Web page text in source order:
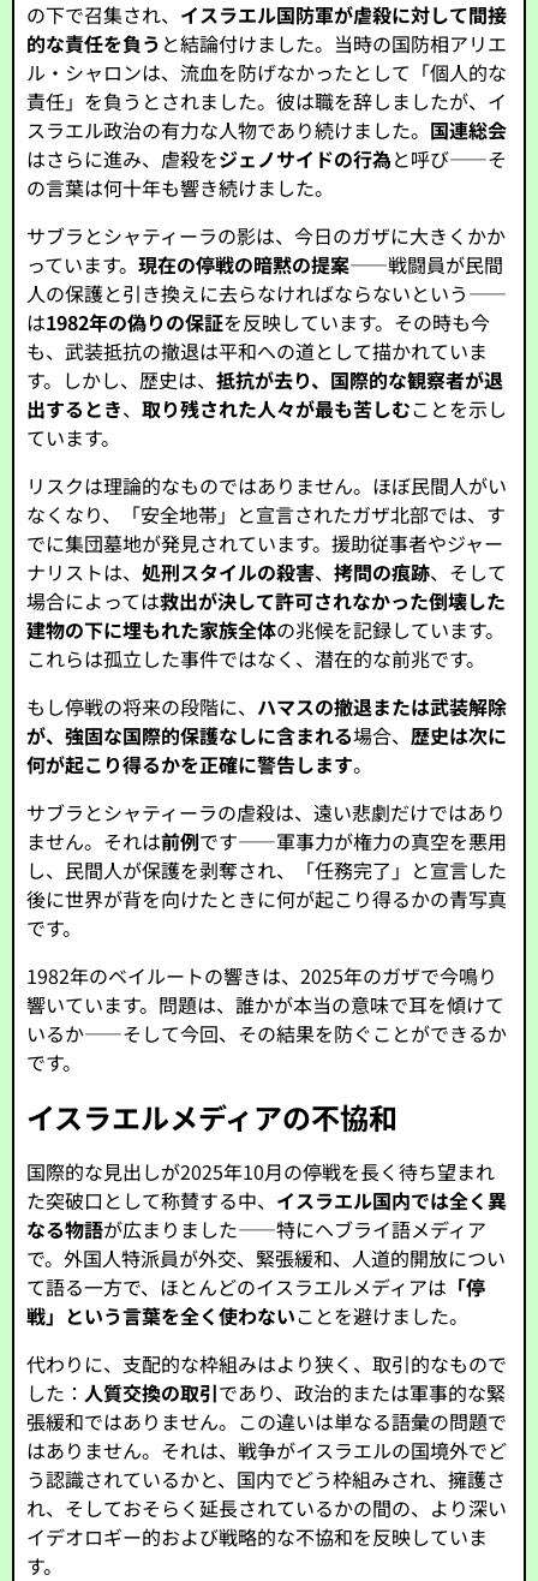
の下で召集され、 イスラエル国防軍が虐殺に対して間接
的な責任を負う と結論付けました。当時の国防相アリエ
ル・シャロンは、流血を防げなかったとして「個人的な
責任」を負うとされました。彼は職を辞しましたが、イ
スラエル政治の有力な人物であり続けました。 国連総会
はさらに進み、虐殺をジェノサイドの行為と呼び――そ
の言葉は何十年も響き続けました。
サブラとシャティーラの影は、今日のガザに大きくかか
っています。現在の停戦の暗黙の提案――戦闘員が民間
人の保護と引き換えに去らなければならないという――
は1982年の偽りの保証を反映しています。その時も今
も、武装抵抗の撤退は平和への道として描かれていま
す。しかし、歴史は、抵抗が去り、国際的な観察者が退
出するとき、取り残された人々が最も苦しむことを示し
ています。
リスクは理論的なものではありません。ほぼ民間人がい
なくなり、「安全地帯」と宣言されたガザ北部では、す
でに集団墓地が発見されています。援助従事者やジャー
ナリストは、処刑スタイルの殺害、拷問の痕跡、そして
場合によっては救出が決して許可されなかった倒壊した
建物の下に埋もれた家族全体の兆候を記録しています。
これらは孤立した事件ではなく、潜在的な前兆です。
もし停戦の将来の段階に、 ハマスの撤退または武装解除
が、強固な国際的保護なしに含まれる場合、歴史は次に
何が起こり得るかを正確に警告します。
サブラとシャティーラの虐殺は、遠い悲劇だけではあり
ません。それは前例です――軍事力が権力の真空を悪用
し、民間人が保護を剥奪され、「任務完了」と宣言した
後に世界が背を向けたときに何が起こり得るかの青写真
です。
1982年のベイルートの響きは、2025年のガザで今鳴り
響いています。問題は、誰かが本当の意味で耳を傾けて
いるか――そして今回、その結果を防ぐことができるか
です。
イスラエルメディアの不協和
国際的な見出しが2025年10月の停戦を長く待ち望まれ
た突破口として称賛する中、 イスラエル国内では全く異
なる物語が広まりました――特にヘブライ語メディア
で。外国人特派員が外交、緊張緩和、人道的開放につい
て語る一方で、ほとんどのイスラエルメディアは 「停
戦」という言葉を全く使わないことを避けました。
代わりに、支配的な枠組みはより狭く、取引的なもので
した：人質交換の取引であり、政治的または軍事的な緊
張緩和ではありません。この違いは単なる語彙の問題で
はありません。それは、戦争がイスラエルの国境外でど
う認識されているかと、国内でどう枠組みされ、擁護さ
れ、そしておそらく延長されているかの間の、より深い
イデオロギー的および戦略的な不協和を反映していま
す。